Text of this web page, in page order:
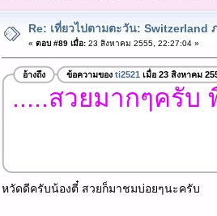
Re: เที่ยวไปตามตะวัน: Switzerland
« ตอบ #89 เมื่อ:23 สิงหาคม 2555, 22:27:04 »
อ้างถึง ข้อความของ ti2521 เมื่อ 23 สิงหาคม
.....สวยมากๆครับ
หวัดดีครับน้องตี๋ สวยก็มาชมบ่อยๆนะครับ